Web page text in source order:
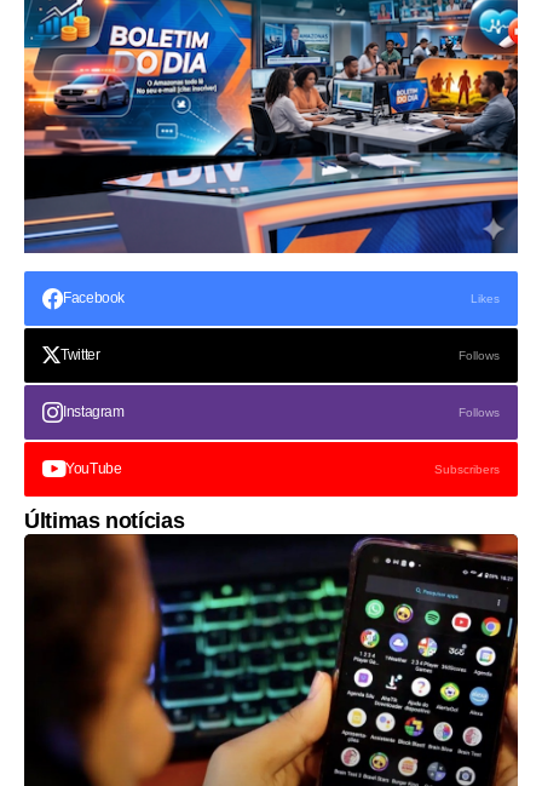
Facebook Likes
Twitter Follows
Instagram Follows
YouTube Subscribers
Últimas notícias